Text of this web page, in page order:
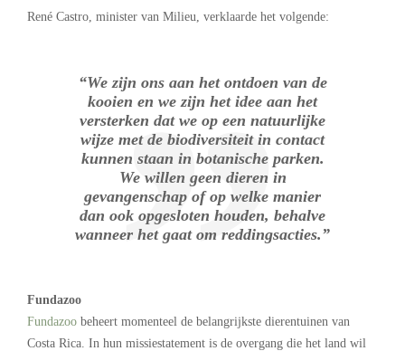
René Castro, minister van Milieu, verklaarde het volgende:
“We zijn ons aan het ontdoen van de
kooien en we zijn het idee aan het
versterken dat we op een natuurlijke
wijze met de biodiversiteit in contact
kunnen staan in botanische parken.
We willen geen dieren in
gevangenschap of op welke manier
dan ook opgesloten houden, behalve
wanneer het gaat om reddingsacties.”
Fundazoo
Fundazoo beheert momenteel de belangrijkste dierentuinen van
Costa Rica. In hun missiestatement is de overgang die het land wil